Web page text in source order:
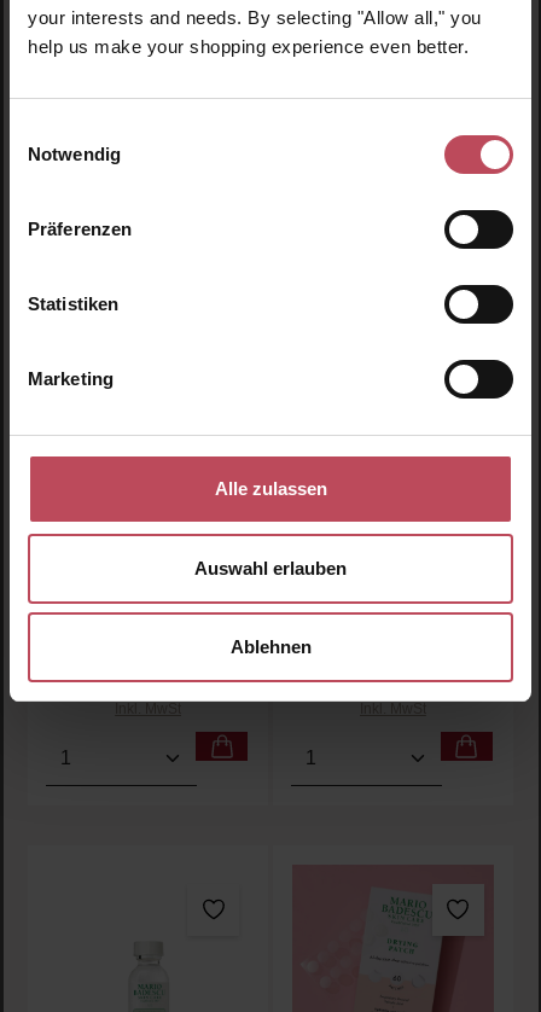
your interests and needs. By selecting "Allow all," you
help us make your shopping experience even better.
Notwendig
Präferenzen
Statistiken
Marketing
Alle zulassen
Auswahl erlauben
Ablehnen
Körperöl
147 ml(14,18 CHF / 100 ml)
Regulärer Preis:
20,85 CHF
Produkt Anzahl: Gib den gewünschten Wert ein
Duschgel
236 ml (5,57 CHF / 100 ml)
Regulärer Preis:
13,15 CHF
Produkt Anzahl: Gib
Coconut Body Travel
Körperpflege Set
17,55 CHF
Produkt Anzahl: Gib den gewünschten Wert ein
Day to Night Duo
Lippenpflege Set
21,95 CHF
Produkt Anzahl: Gib